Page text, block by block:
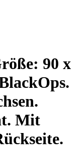
90 x
Mit